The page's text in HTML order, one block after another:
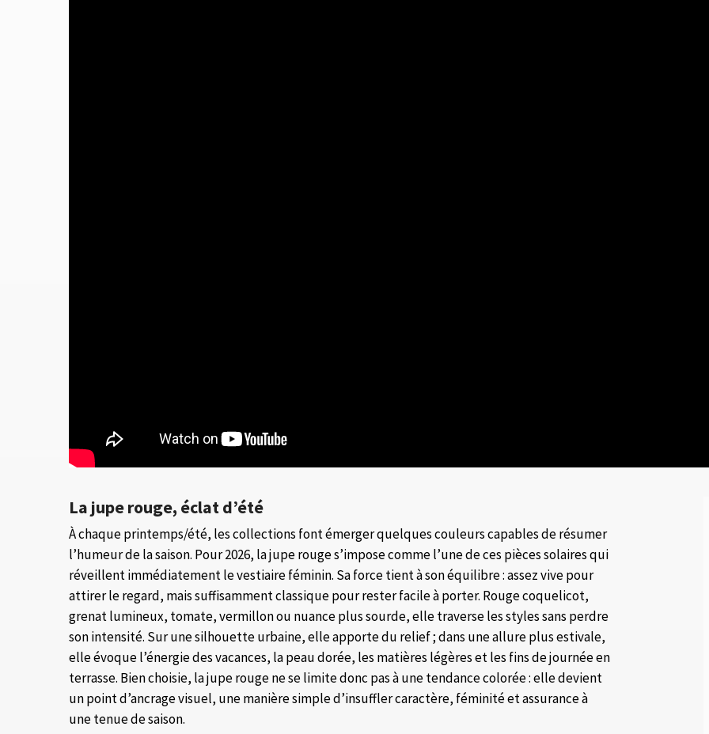
La jupe rouge, éclat d’été
À chaque printemps/été, les collections font émerger quelques couleurs capables de résumer
l’humeur de la saison. Pour 2026, la jupe rouge s’impose comme l’une de ces pièces solaires qui
réveillent immédiatement le vestiaire féminin. Sa force tient à son équilibre : assez vive pour
attirer le regard, mais suffisamment classique pour rester facile à porter. Rouge coquelicot,
grenat lumineux, tomate, vermillon ou nuance plus sourde, elle traverse les styles sans perdre
son intensité. Sur une silhouette urbaine, elle apporte du relief ; dans une allure plus estivale,
elle évoque l’énergie des vacances, la peau dorée, les matières légères et les fins de journée en
terrasse. Bien choisie, la jupe rouge ne se limite donc pas à une tendance colorée : elle devient
un point d’ancrage visuel, une manière simple d’insuffler caractère, féminité et assurance à
une tenue de saison.